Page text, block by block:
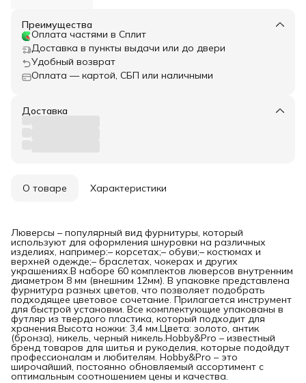
Преимущества
Оплата частями в Сплит
Доставка в пункты выдачи или до двери
Удобный возврат
Оплата — картой, СБП или наличными
Доставка
О товаре Характеристики
Люверсы – популярный вид фурнитуры, который
используют для оформления шнуровки на различных
изделиях, например:– корсетах;– обуви;– костюмах и
верхней одежде;– браслетах, чокерах и других
украшениях.В наборе 60 комплектов люверсов внутренним
диаметром 8 мм (внешним 12мм). В упаковке представлена
фурнитура разных цветов, что позволяет подобрать
подходящее цветовое сочетание. Прилагается инструмент
для быстрой установки. Все комплектующие упакованы в
футляр из твердого пластика, который подходит для
хранения.Высота ножки: 3,4 мм.Цвета: золото, антик
(бронза), никель, черный никель.Hobby&Pro – известный
бренд товаров для шитья и рукоделия, которые подойдут
профессионалам и любителям. Hobby&Pro – это
широчайший, постоянно обновляемый ассортимент с
оптимальным соотношением цены и качества.